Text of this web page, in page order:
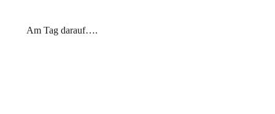
Am Tag darauf….